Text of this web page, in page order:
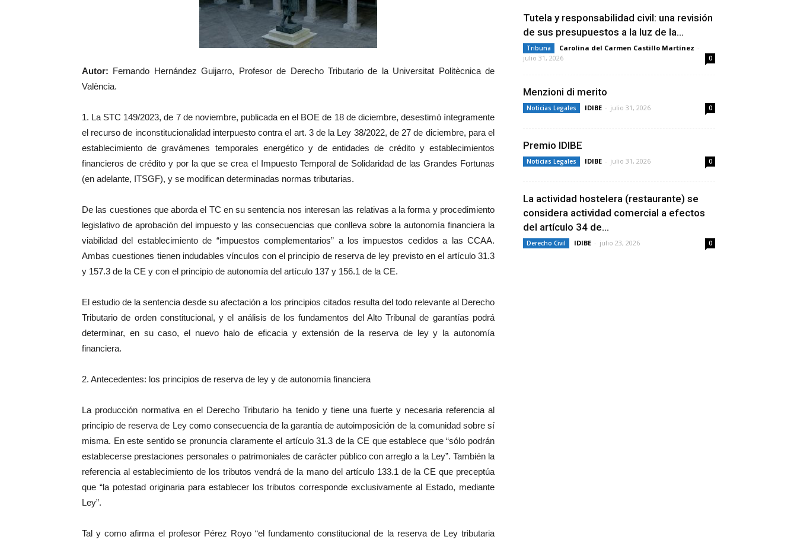
Autor: Fernando Hernández Guijarro, Profesor de Derecho Tributario de la Universitat Politècnica de
València.
1. La STC 149/2023, de 7 de noviembre, publicada en el BOE de 18 de diciembre, desestimó íntegramente
el recurso de inconstitucionalidad interpuesto contra el art. 3 de la Ley 38/2022, de 27 de diciembre, para el
establecimiento de gravámenes temporales energético y de entidades de crédito y establecimientos
financieros de crédito y por la que se crea el Impuesto Temporal de Solidaridad de las Grandes Fortunas
(en adelante, ITSGF), y se modifican determinadas normas tributarias.
De las cuestiones que aborda el TC en su sentencia nos interesan las relativas a la forma y procedimiento
legislativo de aprobación del impuesto y las consecuencias que conlleva sobre la autonomía financiera la
viabilidad del establecimiento de “impuestos complementarios” a los impuestos cedidos a las CCAA.
Ambas cuestiones tienen indudables vínculos con el principio de reserva de ley previsto en el artículo 31.3
y 157.3 de la CE y con el principio de autonomía del artículo 137 y 156.1 de la CE.
El estudio de la sentencia desde su afectación a los principios citados resulta del todo relevante al Derecho
Tributario de orden constitucional, y el análisis de los fundamentos del Alto Tribunal de garantías podrá
determinar, en su caso, el nuevo halo de eficacia y extensión de la reserva de ley y la autonomía
financiera.
2. Antecedentes: los principios de reserva de ley y de autonomía financiera
La producción normativa en el Derecho Tributario ha tenido y tiene una fuerte y necesaria referencia al
principio de reserva de Ley como consecuencia de la garantía de autoimposición de la comunidad sobre sí
misma. En este sentido se pronuncia claramente el artículo 31.3 de la CE que establece que “sólo podrán
establecerse prestaciones personales o patrimoniales de carácter público con arreglo a la Ley”. También la
referencia al establecimiento de los tributos vendrá de la mano del artículo 133.1 de la CE que preceptúa
que “la potestad originaria para establecer los tributos corresponde exclusivamente al Estado, mediante
Ley”.
Tal y como afirma el profesor Pérez Royo “el fundamento constitucional de la reserva de Ley tributaria
Tutela y responsabilidad civil: una revisión
de sus presupuestos a la luz de la...
Tribuna Carolina del Carmen Castillo Martínez -
julio 31, 2026
0
Menzioni di merito
Noticias Legales IDIBE - julio 31, 2026 0
Premio IDIBE
Noticias Legales IDIBE - julio 31, 2026 0
La actividad hostelera (restaurante) se
considera actividad comercial a efectos
del artículo 34 de...
Derecho Civil IDIBE - julio 23, 2026 0